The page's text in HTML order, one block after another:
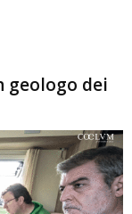
geologo dei